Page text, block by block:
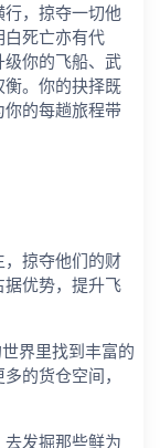
，掠夺一切他
白死亡亦有代
你的飞船、武
。你的抉择既
你的每趟旅程带
掠夺他们的财
据优势，提升飞
界里找到丰富的
的货仓空间，
发掘那些鲜为